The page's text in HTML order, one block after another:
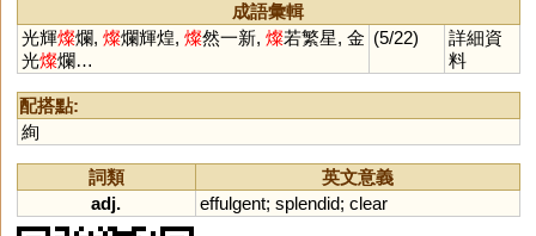
成語彙輯
光輝燦爛, 燦爛輝煌, 燦然一新, 燦若繁星, 金
光燦爛…
(5/22)
詳細資
料
配搭點:
絢
詞類
英文意義
adj.
effulgent; splendid; clear